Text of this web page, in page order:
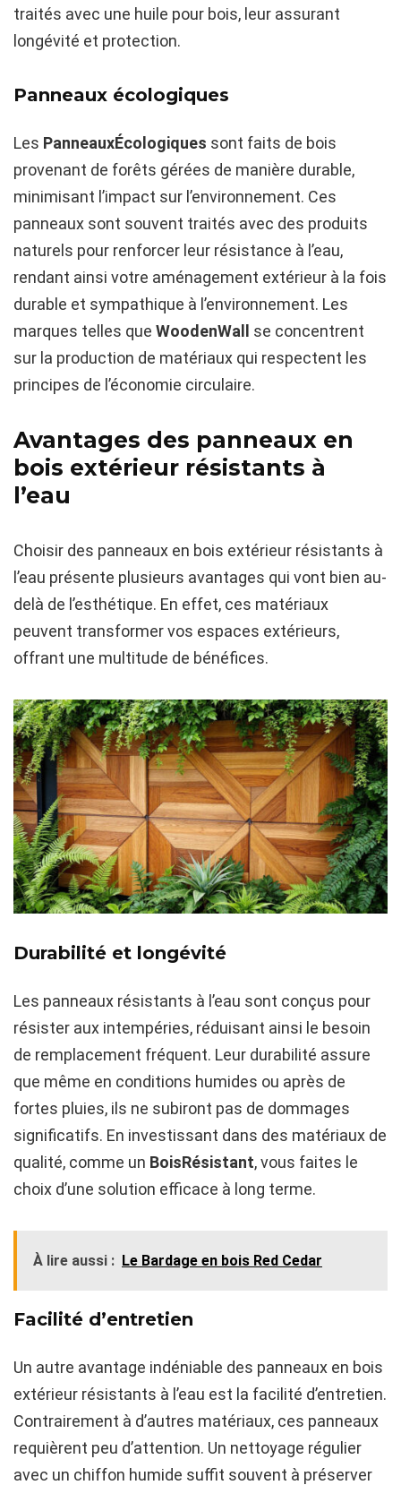
traités avec une huile pour bois, leur assurant
longévité et protection.
Panneaux écologiques
Les PanneauxÉcologiques sont faits de bois
provenant de forêts gérées de manière durable,
minimisant l’impact sur l’environnement. Ces
panneaux sont souvent traités avec des produits
naturels pour renforcer leur résistance à l’eau,
rendant ainsi votre aménagement extérieur à la fois
durable et sympathique à l’environnement. Les
marques telles que WoodenWall
se concentrent
sur la production de matériaux qui respectent les
principes de l’économie circulaire.
Avantages des panneaux en
bois extérieur résistants à
l’eau
Choisir des panneaux en bois extérieur résistants à
l’eau présente plusieurs avantages qui vont bien au-
delà de l’esthétique. En effet, ces matériaux
peuvent transformer vos espaces extérieurs,
offrant une multitude de bénéfices.
Durabilité et longévité
Les panneaux résistants à l’eau sont conçus pour
résister aux intempéries, réduisant ainsi le besoin
de remplacement fréquent. Leur durabilité assure
que même en conditions humides ou après de
fortes pluies, ils ne subiront pas de dommages
significatifs. En investissant dans des matériaux de
qualité, comme un BoisRésistant, vous faites le
choix d’une solution efficace à long terme.
À lire aussi : Le Bardage en bois Red Cedar
Facilité d’entretien
Un autre avantage indéniable des panneaux en bois
extérieur résistants à l’eau est la facilité d’entretien.
Contrairement à d’autres matériaux, ces panneaux
requièrent peu d’attention. Un nettoyage régulier
avec un chiffon humide suffit souvent à préserver